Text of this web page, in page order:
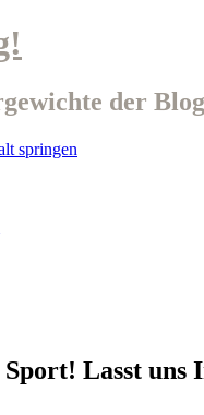
der
springen
Lasst uns